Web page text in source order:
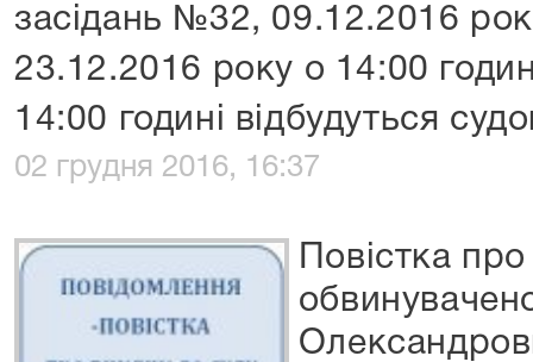
засідань №32, 09.12.2016
23.12.2016 року о 14:00
14:00 годині відбудуться
02 грудня 2016, 16:37
Повістка